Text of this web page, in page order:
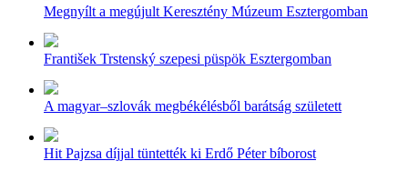
Megnyílt a megújult Keresztény Múzeum Esztergomban
František Trstenský szepesi püspök Esztergomban
A magyar–szlovák megbékélésből barátság született
Hit Pajzsa díjjal tüntették ki Erdő Péter bíborost